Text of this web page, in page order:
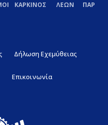
ΚΑΡΚΙΝΟΣ ΛΕΩΝ
Δήλωση Εχεμύθειας
Επικοινωνία